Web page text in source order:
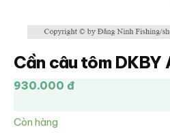
Cần câu tôm DKBY
930.000 đ
Còn hàng